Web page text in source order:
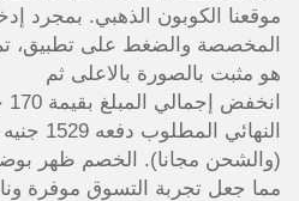
موقعنا الكوبون الذهبي. بمجرد
المخصصة والضغط على تطبيق،
هو مثبت بالصورة بالاعلى ثم
(والشحن مجانا). الخصم ظهر
مما جعل تجربة التسوق موفرة